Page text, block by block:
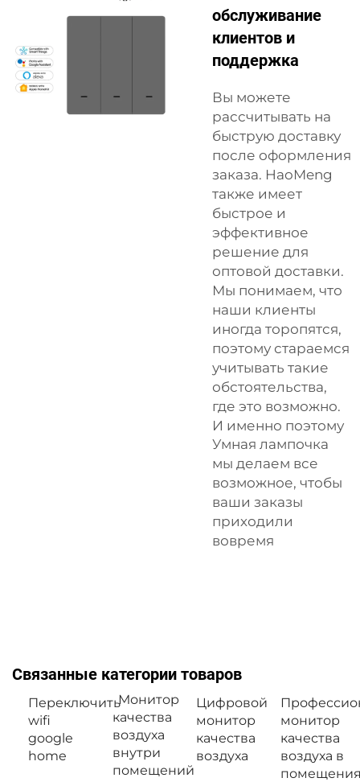
обслуживание
клиентов и
поддержка
Вы можете
рассчитывать на
быструю доставку
после оформления
заказа. HaoMeng
также имеет
быстрое и
эффективное
решение для
оптовой доставки.
Мы понимаем, что
наши клиенты
иногда торопятся,
поэтому стараемся
учитывать такие
обстоятельства,
где это возможно.
И именно поэтому
Умная лампочка
мы делаем все
возможное, чтобы
ваши заказы
приходили
вовремя
Связанные категории товаров
Переключить
wifi
google
home
Монитор
качества
воздуха
внутри
помещений
Цифровой
монитор
качества
воздуха
монитор
качества
воздуха в